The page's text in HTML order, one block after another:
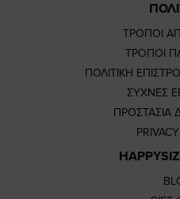
ΤΡΟΠΟΙ
ΤΡΟΠΟΙ
ΠΟΛΙΤΙΚΗ
ΣΥΧΝΕΣ
ΠΡΟΣΤΑΣΙΑ